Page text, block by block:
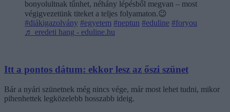
bonyolultnak tűnhet, néhány lépésből megvan – most
végigvezetünk titeket a teljes folyamaton.😉
#diákigazolvány #egyetem #neptun #eduline #foryou
♬ eredeti hang - eduline.hu
Itt a pontos dátum: ekkor lesz az őszi szünet
Bár a nyári szünetnek még nincs vége, már most lehet tudni, mikor
pihenhettek legközelebb hosszabb ideig.